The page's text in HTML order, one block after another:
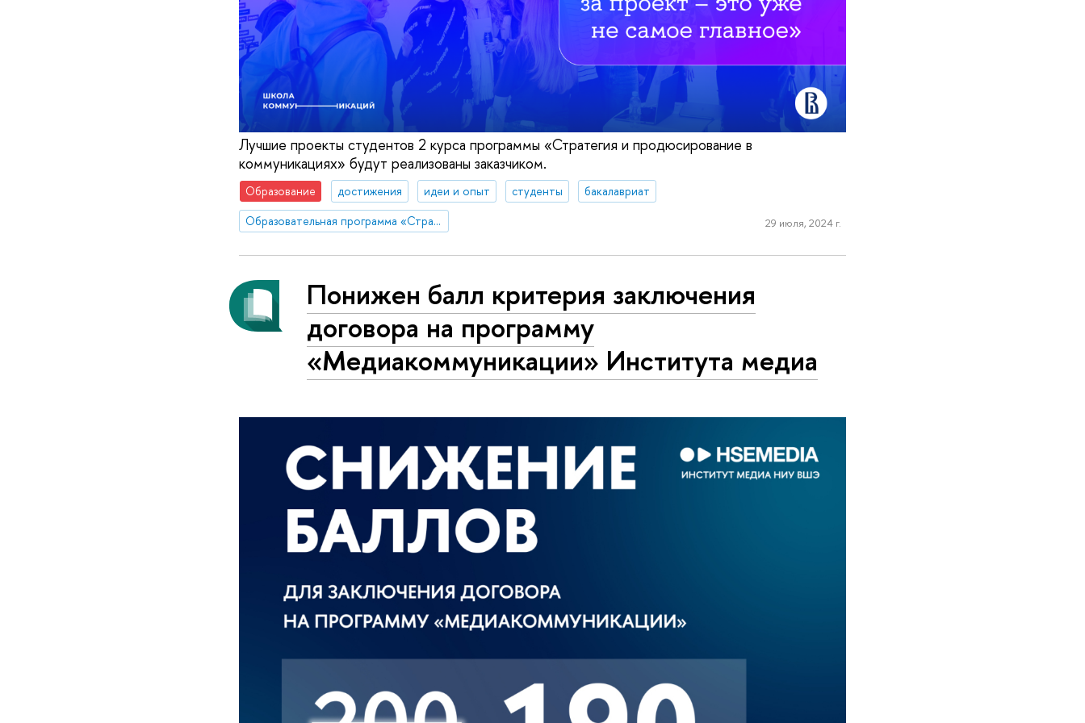
Лучшие проекты студентов 2 курса программы «Стратегия и продюсирование в
коммуникациях» будут реализованы заказчиком.
Образование достижения идеи и опыт студенты
бакалавриат
Образовательная программа «Стратегия и продюсирование в коммуникациях»
29 июля, 2024 г.
Понижен балл критерия заключения
договора на программу
«Медиакоммуникации» Института медиа